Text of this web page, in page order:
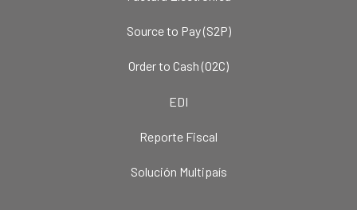
Source to Pay (S2P)
Order to Cash (O2C)
EDI
Reporte Fiscal
Solución Multipaís